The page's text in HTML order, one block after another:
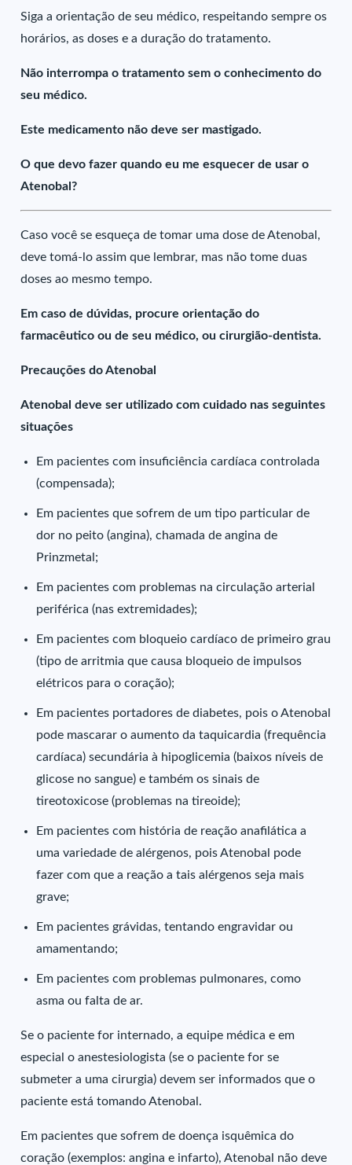
Siga a orientação de seu médico, respeitando sempre os
horários, as doses e a duração do tratamento.
Não interrompa o tratamento sem o conhecimento do
seu médico.
Este medicamento não deve ser mastigado.
O que devo fazer quando eu me esquecer de usar o
Atenobal?
Caso você se esqueça de tomar uma dose de Atenobal,
deve tomá-lo assim que lembrar, mas não tome duas
doses ao mesmo tempo.
Em caso de dúvidas, procure orientação do
farmacêutico ou de seu médico, ou cirurgião-dentista.
Precauções do Atenobal
Atenobal deve ser utilizado com cuidado nas seguintes
situações
Em pacientes com insuficiência cardíaca controlada
(compensada);
Em pacientes que sofrem de um tipo particular de
dor no peito (angina), chamada de angina de
Prinzmetal;
Em pacientes com problemas na circulação arterial
periférica (nas extremidades);
Em pacientes com bloqueio cardíaco de primeiro grau
(tipo de arritmia que causa bloqueio de impulsos
elétricos para o coração);
Em pacientes portadores de diabetes, pois o Atenobal
pode mascarar o aumento da taquicardia (frequência
cardíaca) secundária à hipoglicemia (baixos níveis de
glicose no sangue) e também os sinais de
tireotoxicose (problemas na tireoide);
Em pacientes com história de reação anafilática a
uma variedade de alérgenos, pois Atenobal pode
fazer com que a reação a tais alérgenos seja mais
grave;
Em pacientes grávidas, tentando engravidar ou
amamentando;
Em pacientes com problemas pulmonares, como
asma ou falta de ar.
Se o paciente for internado, a equipe médica e em
especial o anestesiologista (se o paciente for se
submeter a uma cirurgia) devem ser informados que o
paciente está tomando Atenobal.
Em pacientes que sofrem de doença isquêmica do
coração (exemplos: angina e infarto), Atenobal não deve